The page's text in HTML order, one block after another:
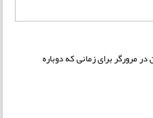
مرورگر برای زمانی که دوباره